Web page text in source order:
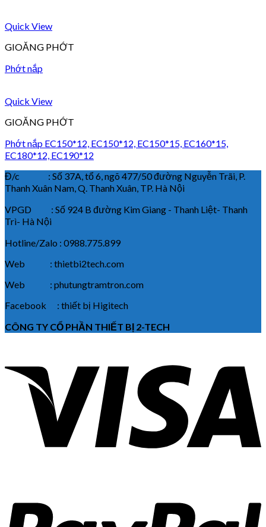
Quick View
GIOĂNG PHỚT
Phớt nắp
Quick View
GIOĂNG PHỚT
Phớt nắp EC150*12, EC150*12, EC150*15, EC160*15,
EC180*12, EC190*12
Đ/c : Số 37A, tổ 6, ngõ 477/50 đường Nguyễn Trãi, P.
Thanh Xuân Nam, Q. Thanh Xuân, TP. Hà Nội
VPGD : Số 924 B đường Kim Giang - Thanh Liệt- Thanh
Trì- Hà Nội
Hotline/Zalo : 0988.775.899
Web : thietbi2tech.com
Web : phutungtramtron.com
Facebook : thiết bị Higitech
CÔNG TY CỔ PHẦN THIẾT BỊ 2-TECH